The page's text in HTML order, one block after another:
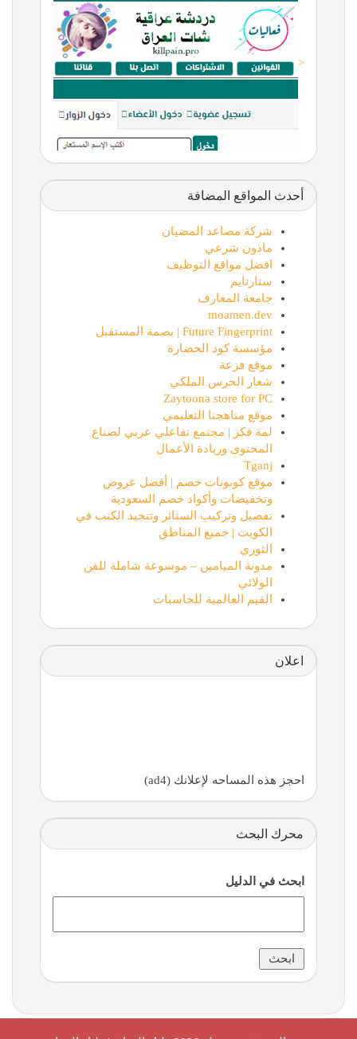
<
أحدث المواقع المضافة
شركة مصاعد المضيان
ماذون شرعي
افضل مواقع التوظيف
ستارتايم
جامعة المعارف
moamen.dev
Future Fingerprint | بصمة المستقبل
مؤسسة كود الحضارة
موقع فزعة
شعار الحرس الملكي
Zaytoona store for PC
موقع مناهجنا التعليمي
لمة فكر | مجتمع تفاعلي عربي لصناع
المحتوى وريادة الأعمال
Tganj
موقع كوبونات خصم | أفضل عروض
وتخفيضات وأكواد خصم السعودية
تفصيل وتركيب الستائر وتنجيد الكنب في
الكويت | جميع المناطق
الثوري
مدونة الميامين – موسوعة شاملة للفن
الولائي
القيم العالمية للحاسبات
اعلان
احجز هذه المساحه لإعلانك (ad4)
محرك البحث
ابحث في الدليل